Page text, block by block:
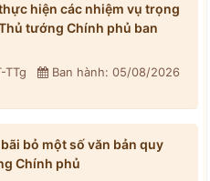
hiện các nhiệm vụ trọng
tướng Chính phủ ban
TTg
Ban hành: 05/08/2026
bỏ một số văn bản quy
Chính phủ